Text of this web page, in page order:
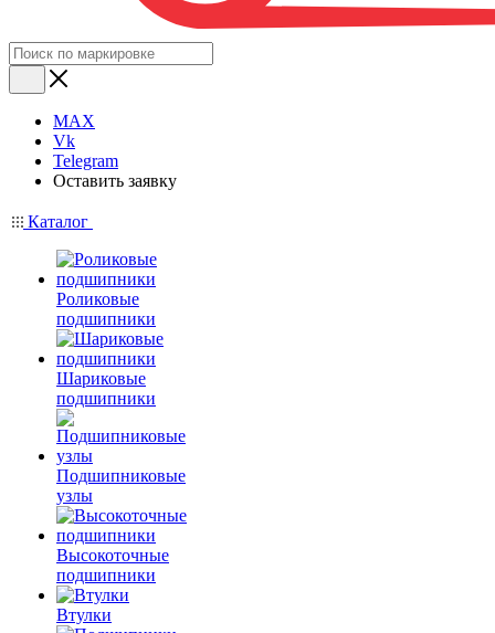
MAX
Vk
Telegram
Оставить заявку
Каталог
Роликовые
подшипники
Шариковые
подшипники
Подшипниковые
узлы
Высокоточные
подшипники
Втулки